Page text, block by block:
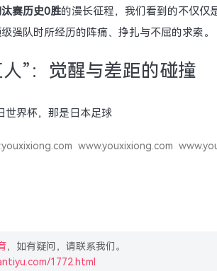
赛历史0胜的漫长征程，我们看到的不仅仅
强队时所经历的阵痛、挣扎与不屈的求索。
”：觉醒与差距的碰撞
世界杯，那是日本足球
www.youxixiong.com
，如有疑问，请联系我们。
1772.html